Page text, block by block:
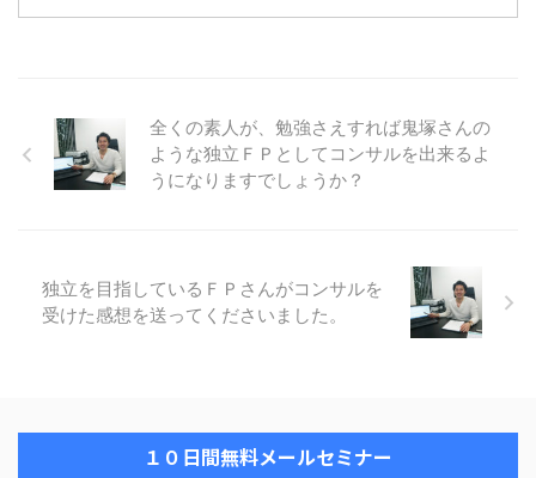
かなか、ＦＰ向けの内容を書く時
めになるメルマガ配信ありがとう
ございます。 今までにDVDを3本
購入しまして、いろいろと勉強さ
そして、鬼塚先生のように資産運
用を通してお客様にも、更には日
本全体にも貢献できる仕事 ...
全くの素人が、勉強さえすれば鬼塚さんの
ような独立ＦＰとしてコンサルを出来るよ
うになりますでしょうか？
独立を目指しているＦＰさんがコンサルを
受けた感想を送ってくださいました。
１０日間無料メールセミナー